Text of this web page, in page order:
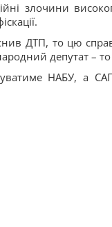
злочини
ДТП, то цю
депутат –
НАБУ, а